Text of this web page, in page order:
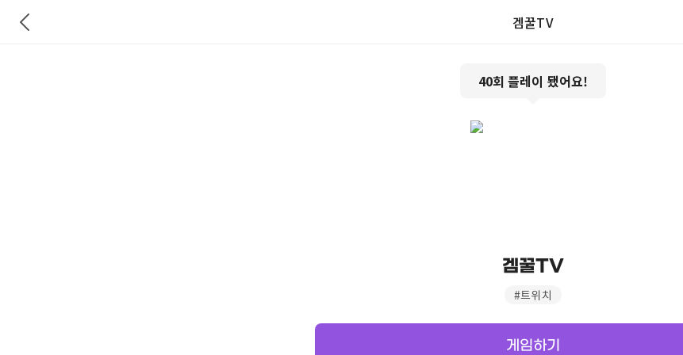
겜꿀TV
40회 플레이 됐어요!
겜꿀TV
#트위치
게임하기